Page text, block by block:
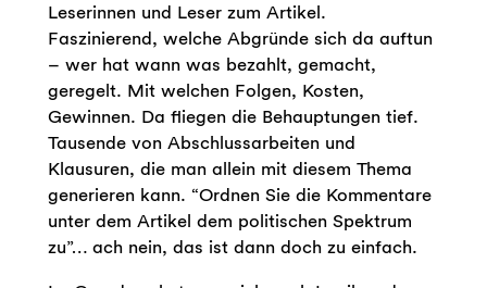
Leserinnen und Leser zum Artikel.
Faszinierend, welche Abgründe sich da auftun
– wer hat wann was bezahlt, gemacht,
geregelt. Mit welchen Folgen, Kosten,
Gewinnen. Da fliegen die Behauptungen tief.
Tausende von Abschlussarbeiten und
Klausuren, die man allein mit diesem Thema
generieren kann. “Ordnen Sie die Kommentare
unter dem Artikel dem politischen Spektrum
zu”… ach nein, das ist dann doch zu einfach.